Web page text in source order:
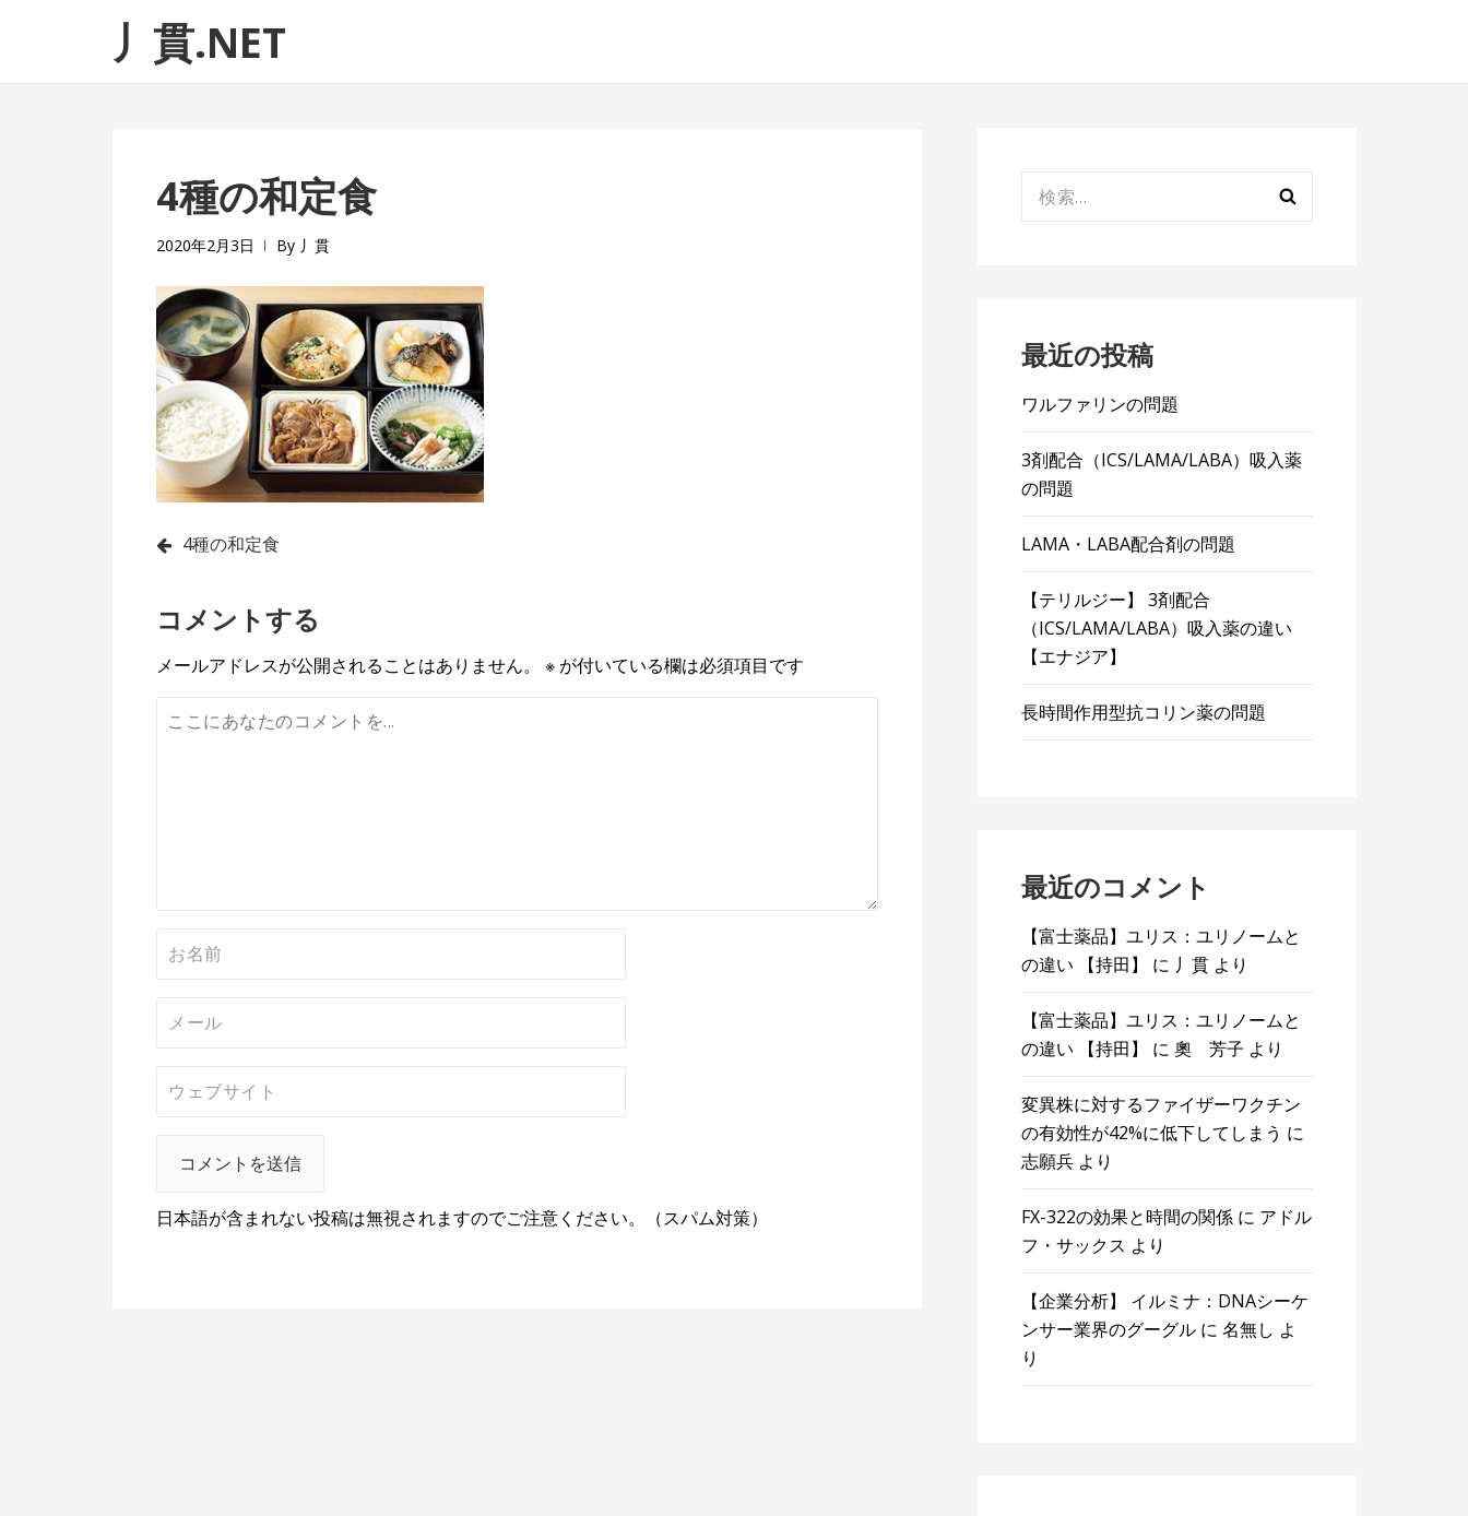
ゲ
テ丿貫.NET
4種の和定食
2020年2月3日 By 丿貫
投
ナ
ビ
ゲ
4種の和定食
コメントする
メールアドレスが公開されることはありません。 ※ が付いている欄は必須項目です
日本語が含まれない投稿は無視されますのでご注意ください。（スパム対策）
索:
最近の投稿
ワルファリンの問題
3剤配合（ICS/LAMA/LABA）吸入薬
の問題
LAMA・LABA配合剤の問題
【テリルジー】 3剤配合
（ICS/LAMA/LABA）吸入薬の違い
【エナジア】
長時間作用型抗コリン薬の問題
最近のコメント
【富士薬品】ユリス：ユリノームと
の違い 【持田】
に 丿貫 より
【富士薬品】ユリス：ユリノームと
の違い 【持田】
に奧 芳子 より
変異株に対するファイザーワクチン
の有効性が42%に低下してしまう に
志願兵 より
FX-322の効果と時間の関係 に アドル
フ・サックス より
【企業分析】 イルミナ：DNAシーケ
ンサー業界のグーグル に名無し よ
り